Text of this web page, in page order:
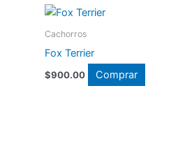
Cachorros
Fox Terrier
$900.00 Comprar